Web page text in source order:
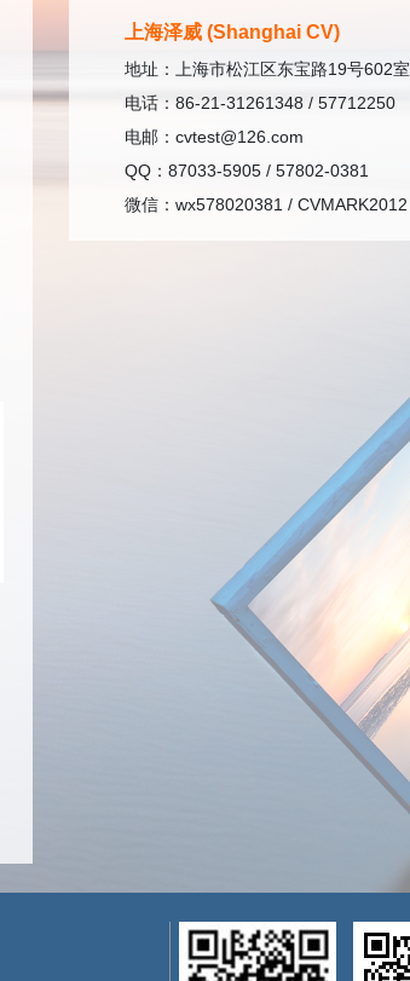
上海泽威 (Shanghai CV)
地址：上海市松江区东宝路19号602室
电话：86-21-31261348 / 57712250
电邮：cvtest@126.com
QQ：87033-5905 / 57802-0381
微信：wx578020381 / CVMARK2012